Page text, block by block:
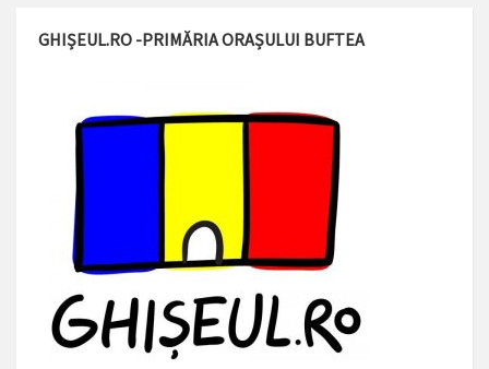
GHIȘEUL.RO -PRIMĂRIA ORAȘULUI BUFTEA